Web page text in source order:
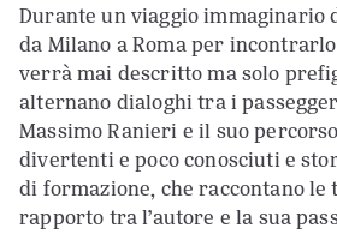
Durante un viaggio immaginario
da Milano a Roma per
verrà mai descritto ma solo
alternano dialoghi tra i
Massimo Ranieri e il suo
divertenti e poco conosciuti e
di formazione, che raccontano
rapporto tra l’autore e la sua